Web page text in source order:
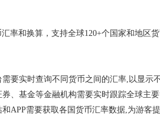
率和换算，支持全球120+个国家和地区
要实时查询不同货币之间的汇率,以显
、基金等金融机构需要实时跟踪全球主
APP需要获取各国货币汇率数据,为游客